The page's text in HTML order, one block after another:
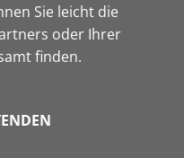
Sie leicht die
oder Ihrer
finden.